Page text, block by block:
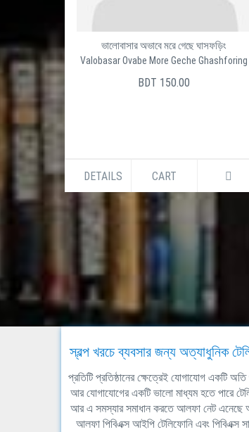
ভালোবাসার অভাবে মরে গেছে ঘাসফড়িং
Valobasar Ovabe More Geche Ghashforing
BDT 150.00
DETAILS CART
স্বল্প খরচে ব্যবসার জন্য অত্যাধুনিক
প্রতিটি প্রতিষ্ঠানের ক্ষেত্রেই যোগাযোগ একটি
আর যোগাযোগের একটি ভালো মাধ্যম হতে পারে
আর এ সমস্যার সমাধান করতে আলফা নেট এনেছে
আলফা পিবিএক্স আইপি টেলিফোনি এবং পিবিএক্স